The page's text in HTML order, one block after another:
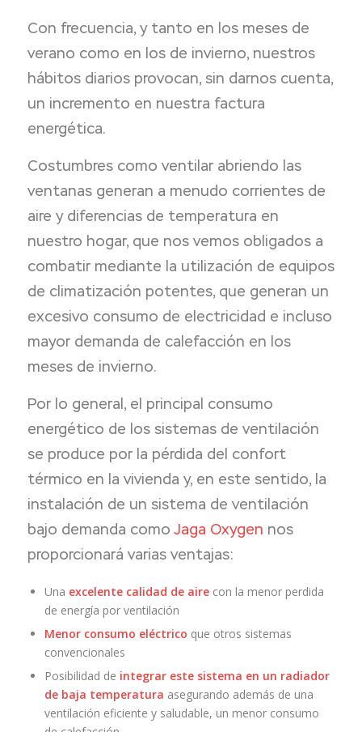
Con frecuencia, y tanto en los meses de
verano como en los de invierno, nuestros
hábitos diarios provocan, sin darnos cuenta,
un incremento en nuestra factura
energética.
Costumbres como ventilar abriendo las
ventanas generan a menudo corrientes de
aire y diferencias de temperatura en
nuestro hogar, que nos vemos obligados a
combatir mediante la utilización de equipos
de climatización potentes, que generan un
excesivo consumo de electricidad e incluso
mayor demanda de calefacción en los
meses de invierno.
Por lo general, el principal consumo
energético de los sistemas de ventilación
se produce por la pérdida del confort
térmico en la vivienda y, en este sentido, la
instalación de un sistema de ventilación
bajo demanda como Jaga Oxygen nos
proporcionará varias ventajas:
Una excelente calidad de airecon la menor perdida
de energía por ventilación
Menor consumo eléctrico que otros sistemas
convencionales
Posibilidad de integrar este sistema en un radiador
de baja temperatura asegurando además de una
ventilación eficiente y saludable, un menor consumo